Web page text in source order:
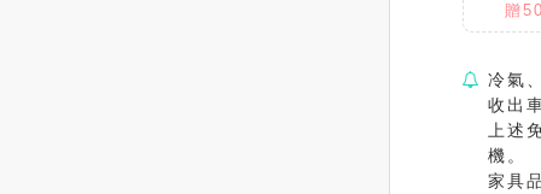
贈
冷氣
收出
上述
機。
家具